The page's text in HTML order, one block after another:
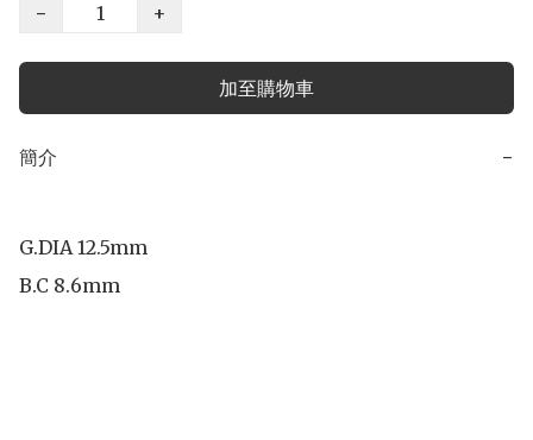
−
+
加至購物車
簡介 −
G.DIA 12.5mm
B.C 8.6mm